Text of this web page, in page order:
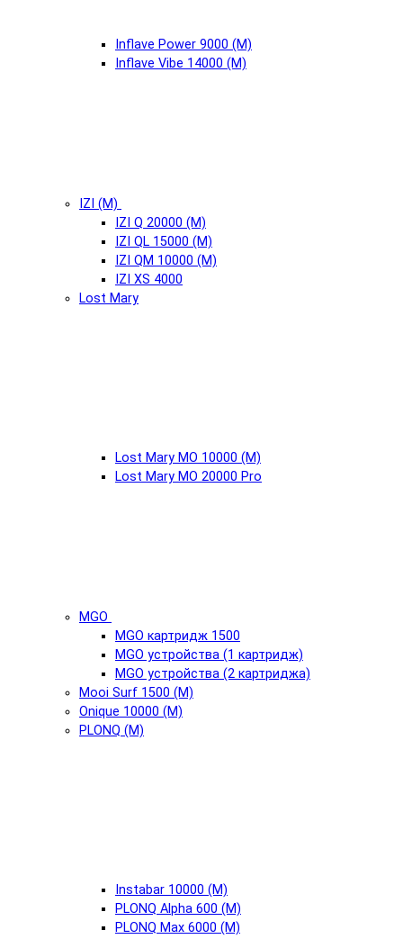
Inflave Power 9000 (М)
Inflave Vibe 14000 (М)
IZI (М)
IZI Q 20000 (М)
IZI QL 15000 (М)
IZI QM 10000 (М)
IZI XS 4000
Lost Mary
Lost Mary MO 10000 (М)
Lost Mary MO 20000 Pro
MGO
MGO картридж 1500
MGO устройства (1 картридж)
MGO устройства (2 картриджа)
Mooi Surf 1500 (М)
Onique 10000 (М)
PLONQ (М)
Instabar 10000 (М)
PLONQ Alpha 600 (М)
PLONQ Max 6000 (М)